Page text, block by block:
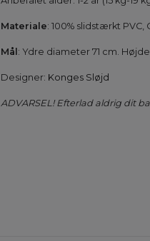
Materiale: 100% slidstærkt
Mål : Ydre diameter 71 cm. Højde
Designer: Konges Sløjd
ADVARSEL! Efterlad aldrig dit